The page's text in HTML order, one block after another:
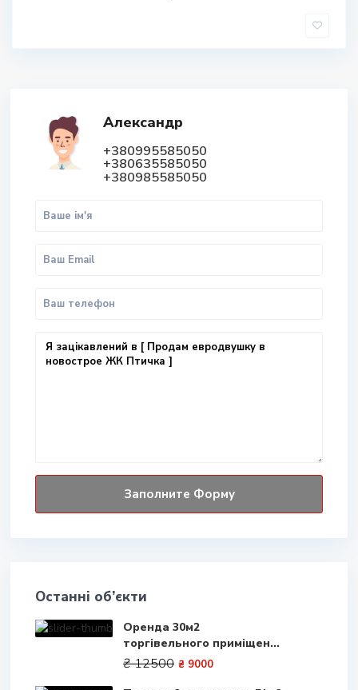
Александр
+380995585050
+380635585050
+380985585050
Останні об’єкти
Оренда 30м2
торгівельного приміщен...
₴ 12500 ₴ 9000